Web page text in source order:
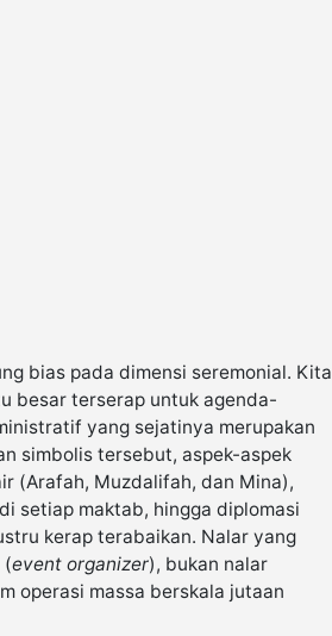
bias pada dimensi seremonial. Kita
besar terserap untuk agenda-
yang sejatinya merupakan
simbolis tersebut, aspek-aspek
(Arafah, Muzdalifah, dan Mina),
setiap maktab, hingga diplomasi
kerap terabaikan. Nalar yang
(event organizer), bukan nalar
operasi massa berskala jutaan